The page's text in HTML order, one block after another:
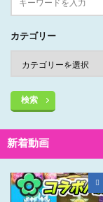
カテゴリー
検索
新着動画